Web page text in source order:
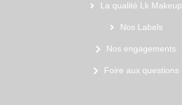
La qualité Lk Makeup
Nos Labels
Nos engagements
Foire aux questions